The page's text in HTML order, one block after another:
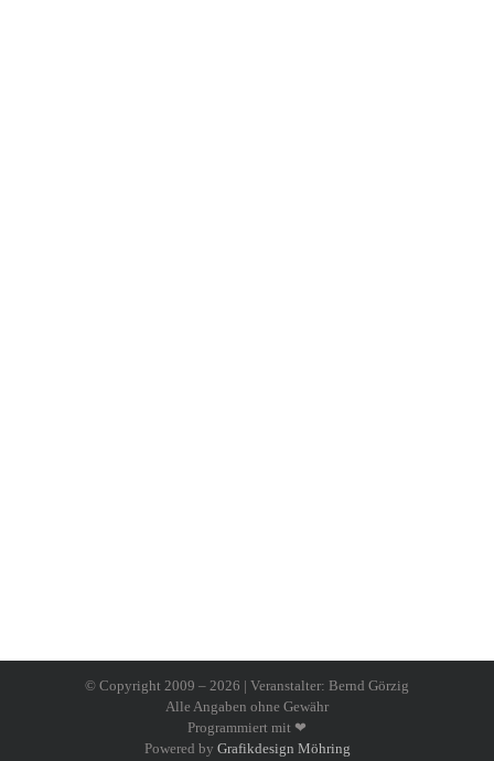
© Copyright 2009 – 2026 | Veranstalter: Bernd Görzig
Alle Angaben ohne Gewähr
Programmiert mit ❤
Powered by Grafikdesign Möhring